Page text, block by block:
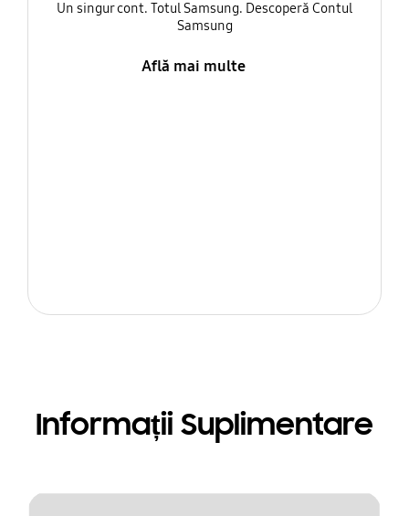
Un singur cont. Totul Samsung. Descoperă Contul
Samsung
Află mai multe
Informații Suplimentare